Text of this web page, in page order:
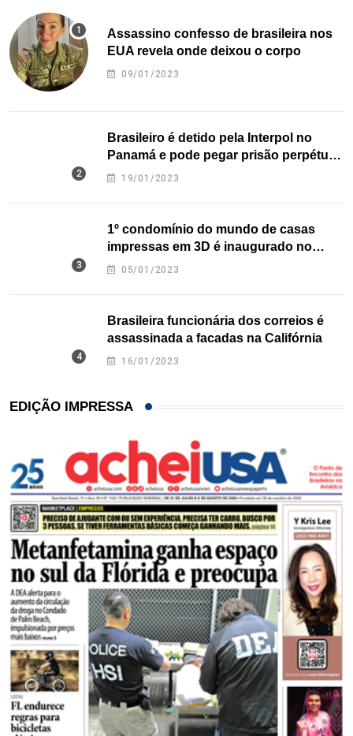
Assassino confesso de brasileira nos
EUA revela onde deixou o corpo
09/01/2023
Brasileiro é detido pela Interpol no
Panamá e pode pegar prisão perpétua
nos EUA
19/01/2023
1º condomínio do mundo de casas
impressas em 3D é inaugurado no
Texas
05/01/2023
Brasileira funcionária dos correios é
assassinada a facadas na Califórnia
16/01/2023
EDIÇÃO IMPRESSA